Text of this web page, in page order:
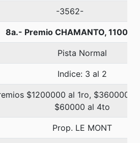
-3562-
8a.- Premio CHAMANTO, 1100
Pista Normal
Indice: 3 al 2
$1200000 al 1ro, $360000
$60000 al 4to
Prop. LE MONT